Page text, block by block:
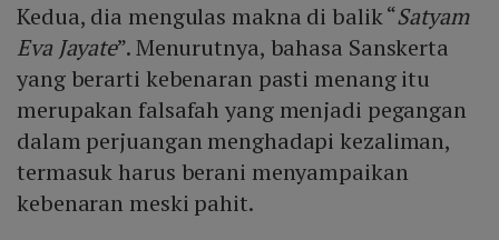
Kedua, dia mengulas makna di balik “Satyam
Eva Jayate”. Menurutnya, bahasa Sanskerta
yang berarti kebenaran pasti menang itu
merupakan falsafah yang menjadi pegangan
dalam perjuangan menghadapi kezaliman,
termasuk harus berani menyampaikan
kebenaran meski pahit.